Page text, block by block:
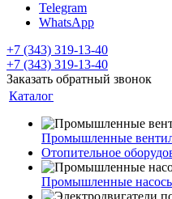
Telegram
WhatsApp
+7 (343) 319-13-40
+7 (343) 319-13-40
Заказать обратный звонок
Каталог
Промышленные
Отопительное
Промышленные